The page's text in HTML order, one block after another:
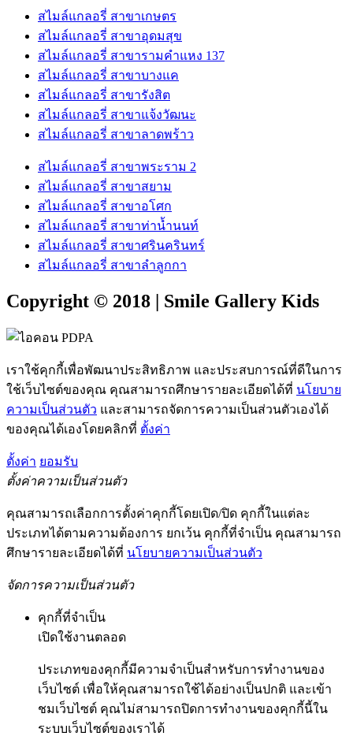
สไมล์แกลอรี่ สาขาเกษตร
สไมล์แกลอรี่ สาขาอุดมสุข
สไมล์แกลอรี่ สาขารามคำแหง 137
สไมล์แกลอรี่ สาขาบางแค
สไมล์แกลอรี่ สาขารังสิต
สไมล์แกลอรี่ สาขาแจ้งวัฒนะ
สไมล์แกลอรี่ สาขาลาดพร้าว
สไมล์แกลอรี่ สาขาพระราม 2
สไมล์แกลอรี่ สาขาสยาม
สไมล์แกลอรี่ สาขาอโศก
สไมล์แกลอรี่ สาขาท่าน้ำนนท์
สไมล์แกลอรี่ สาขาศรินครินทร์
สไมล์แกลอรี่ สาขาลำลูกกา
Copyright © 2018 | Smile Gallery Kids
เราใช้คุกกี้เพื่อพัฒนาประสิทธิภาพ และประสบการณ์ที่ดีในการ
ใช้เว็บไซต์ของคุณ คุณสามารถศึกษารายละเอียดได้ที่ นโยบาย
ความเป็นส่วนตัว และสามารถจัดการความเป็นส่วนตัวเองได้
ของคุณได้เองโดยคลิกที่ ตั้งค่า
ตั้งค่า ยอมรับ
ตั้งค่าความเป็นส่วนตัว
คุณสามารถเลือกการตั้งค่าคุกกี้โดยเปิด/ปิด คุกกี้ในแต่ละ
ประเภทได้ตามความต้องการ ยกเว้น คุกกี้ที่จำเป็น คุณสามารถ
ศึกษารายละเอียดได้ที่ นโยบายความเป็นส่วนตัว
จัดการความเป็นส่วนตัว
คุกกี้ที่จำเป็น
เปิดใช้งานตลอด
ประเภทของคุกกี้มีความจำเป็นสำหรับการทำงานของ
เว็บไซต์ เพื่อให้คุณสามารถใช้ได้อย่างเป็นปกติ และเข้า
ชมเว็บไซต์ คุณไม่สามารถปิดการทำงานของคุกกี้นี้ใน
ระบบเว็บไซต์ของเราได้